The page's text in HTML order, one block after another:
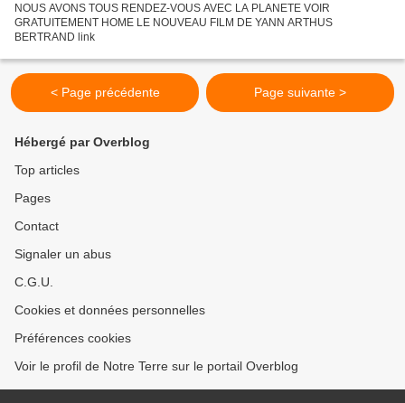
NOUS AVONS TOUS RENDEZ-VOUS AVEC LA PLANETE VOIR
GRATUITEMENT HOME LE NOUVEAU FILM DE YANN ARTHUS
BERTRAND link
< Page précédente Page suivante >
Hébergé par Overblog
Top articles
Pages
Contact
Signaler un abus
C.G.U.
Cookies et données personnelles
Préférences cookies
Voir le profil de Notre Terre sur le portail Overblog